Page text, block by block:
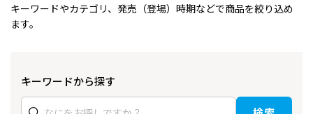
キーワードやカテゴリ、発売（登場）時期などで商品を絞り込め
ます。
キーワードから探す